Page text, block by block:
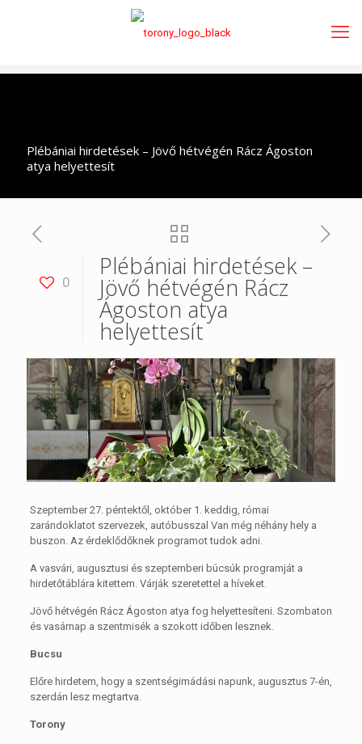
Plébániai hirdetések – Jövő hétvégén Rácz Ágoston
atya helyettesít
0
Plébániai hirdetések –
Jövő hétvégén Rácz
Ágoston atya
helyettesít
Szeptember 27. péntektől, október 1. keddig, római
zarándoklatot szervezek, autóbusszal Van még néhány hely a
buszon. Az érdeklődőknek programot tudok adni.
A vasvári, augusztusi és szeptemberi búcsúk programját a
hirdetőtáblára kitettem. Várják szeretettel a híveket.
Jövő hétvégén Rácz Ágoston atya fog helyettesíteni. Szombaton
és vasárnap a szentmisék a szokott időben lesznek.
Bucsu
Előre hirdetem, hogy a szentségimádási napunk, augusztus 7-én,
szerdán lesz megtartva.
Torony